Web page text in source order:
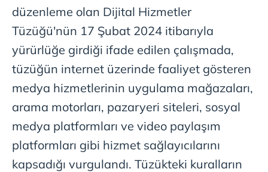
düzenleme olan Dijital Hizmetler
Tüzüğü'nün 17 Şubat 2024 itibarıyla
yürürlüğe girdiği ifade edilen çalışmada,
tüzüğün internet üzerinde faaliyet gösteren
medya hizmetlerinin uygulama mağazaları,
arama motorları, pazaryeri siteleri, sosyal
medya platformları ve video paylaşım
platformları gibi hizmet sağlayıcılarını
kapsadığı vurgulandı. Tüzükteki kuralların